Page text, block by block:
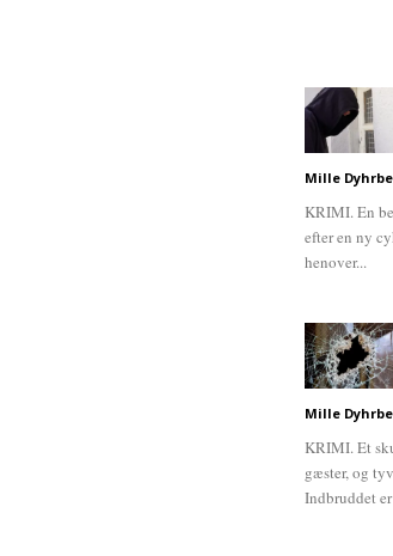
Mille
KRIMI. En
efter en ny
henover...
Mille
KRIMI. Et
gæster, og
Indbruddet